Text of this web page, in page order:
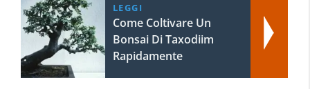
LEGGI
Come Coltivare Un
Bonsai Di Taxodiim
Rapidamente